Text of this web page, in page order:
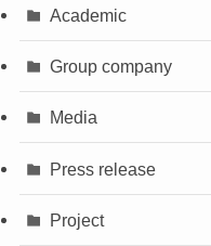
Academic
Group company
Media
Press release
Project